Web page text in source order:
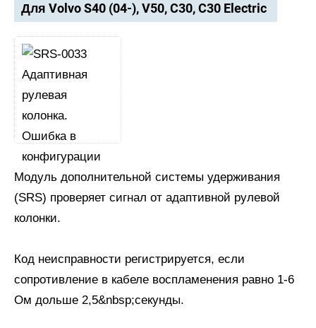
Для Volvo S40 (04-), V50, C30, C30 Electric
Модуль дополнительной системы удерживания
(SRS) проверяет сигнал от адаптивной рулевой
колонки.
Код неисправности регистрируется, если
сопротивление в кабеле воспламенения равно 1-6
Ом дольше 2,5&nbsp;секунды.